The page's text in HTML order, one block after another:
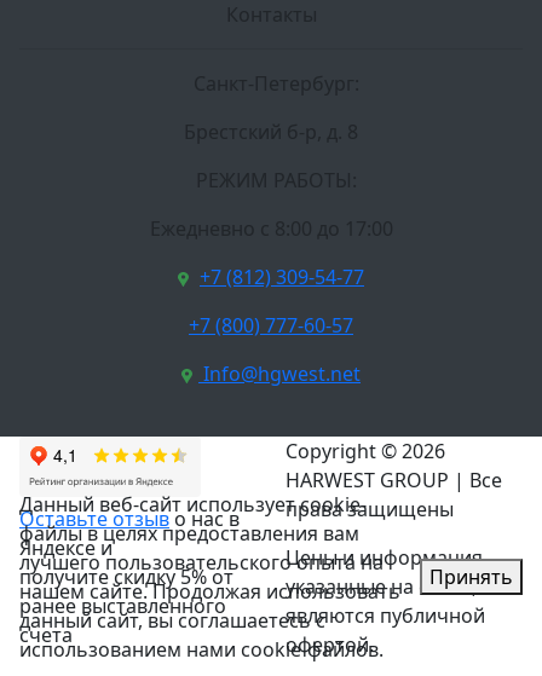
Контакты
Санкт-Петербург:
Брестский б-р, д. 8
РЕЖИМ РАБОТЫ:
Ежедневно c 8:00 до 17:00
+7 (812) 309-54-77
+7 (800) 777-60-57
Info@hgwest.net
Оставьте отзыво нас в
Яндексе и
получите скидку 5% от
ранее выставленного
счета
Copyright © 2026
HARWEST GROUP | Все
права защищены
Цены и информация,
указанные на сайте, не
являются публичной
офертой.
Данный веб-сайт использует cookie-
файлы в целях предоставления вам
лучшего пользовательского опыта на
нашем сайте. Продолжая использовать
данный сайт, вы соглашаетесь с
использованием нами cookie-файлов.
Принять